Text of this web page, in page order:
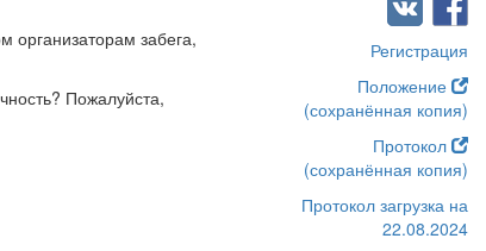
организаторам забега,
Пожалуйста,
Регистрация
Положение
(сохранённая копия)
Протокол
(сохранённая копия)
Протокол загрузка на
22.08.2024